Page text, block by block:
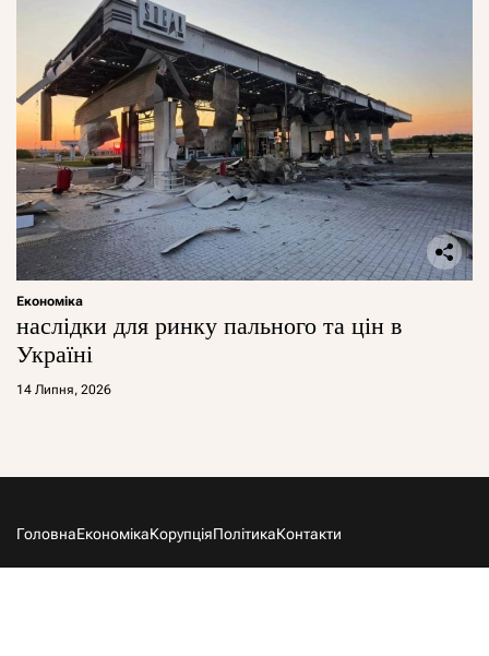
Економіка
наслідки для ринку пального та цін в
Україні
14 Липня, 2026
ГоловнаЕкономікаКорупціяПолітикаКонтакти